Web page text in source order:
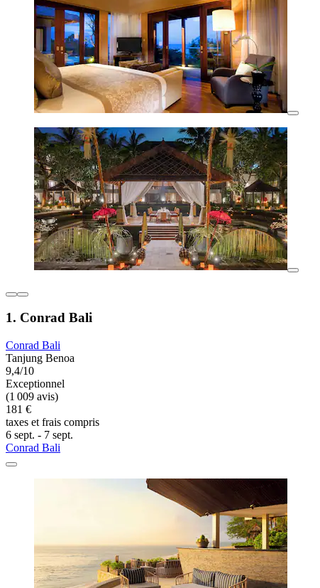
1. Conrad Bali
Conrad Bali
Tanjung Benoa
9,4/10
Exceptionnel
(1 009 avis)
181 €
taxes et frais compris
6 sept. - 7 sept.
Conrad Bali